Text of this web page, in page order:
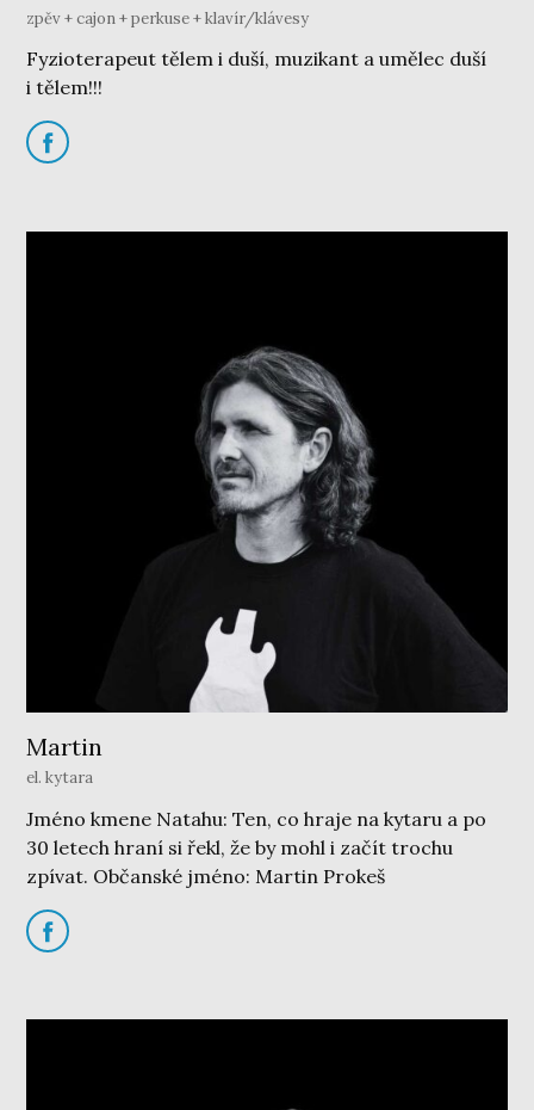
zpěv + cajon + perkuse + klavír/klávesy
Fyzioterapeut tělem i duší, muzikant a umělec duší
i tělem!!!
Martin
el. kytara
Jméno kmene Natahu: Ten, co hraje na kytaru a po
30 letech hraní si řekl, že by mohl i začít trochu
zpívat. Občanské jméno: Martin Prokeš